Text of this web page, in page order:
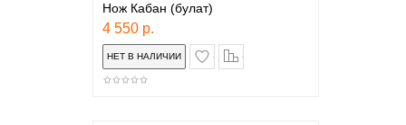
Нож Кабан (булат)
4 550 р.
в закладки